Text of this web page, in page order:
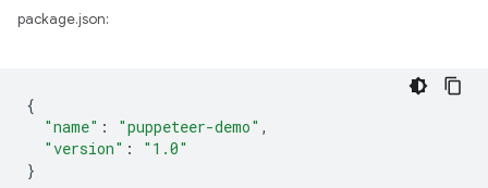
package.json:
{
"name" : "puppeteer-demo" ,
"version" :
"1.0"
}